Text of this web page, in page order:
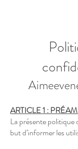
ARTICLE 1 :
La présente
but d’informer les